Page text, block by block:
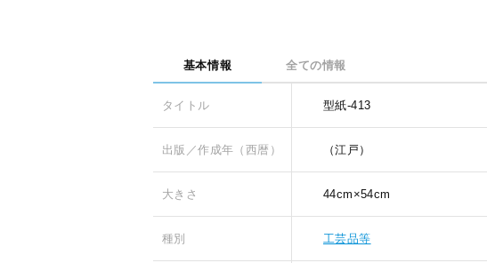
基本情報 全ての情報
タイトル 型紙-413
出版／作成年（西暦） （江戸）
大きさ 44cm×54cm
種別 工芸品等